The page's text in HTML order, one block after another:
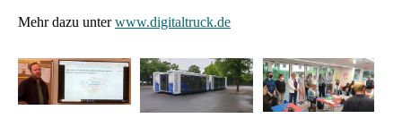
Mehr dazu unterwww.digitaltruck.de